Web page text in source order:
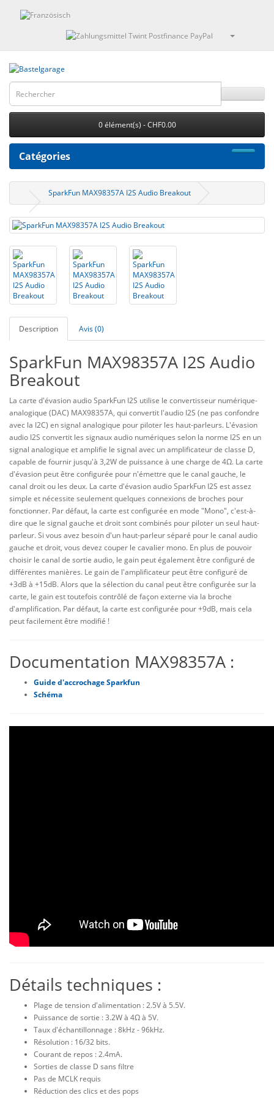
0 élément(s) - CHF0.00
Catégories
SparkFun MAX98357A I2S Audio Breakout
Description Avis (0)
SparkFun MAX98357A I2S Audio
Breakout
La carte d'évasion audio SparkFun I2S utilise le convertisseur numérique-
analogique (DAC) MAX98357A, qui convertit l'audio I2S (ne pas confondre
avec la I2C) en signal analogique pour piloter les haut-parleurs. L'évasion
audio I2S convertit les signaux audio numériques selon la norme I2S en un
signal analogique et amplifie le signal avec un amplificateur de classe D,
capable de fournir jusqu'à 3,2W de puissance à une charge de 4Ω. La carte
d'évasion peut être configurée pour n'émettre que le canal gauche, le
canal droit ou les deux. La carte d'évasion audio SparkFun I2S est assez
simple et nécessite seulement quelques connexions de broches pour
fonctionner. Par défaut, la carte est configurée en mode "Mono", c'est-à-
dire que le signal gauche et droit sont combinés pour piloter un seul haut-
parleur. Si vous avez besoin d'un haut-parleur séparé pour le canal audio
gauche et droit, vous devez couper le cavalier mono. En plus de pouvoir
choisir le canal de sortie audio, le gain peut également être configuré de
différentes manières. Le gain de l'amplificateur peut être configuré de
+3dB à +15dB. Alors que la sélection du canal peut être configurée sur la
carte, le gain est toutefois contrôlé de façon externe via la broche
d'amplification. Par défaut, la carte est configurée pour +9dB, mais cela
peut facilement être modifié !
Documentation MAX98357A :
Guide d'accrochage Sparkfun
Schéma
Détails techniques :
Plage de tension d'alimentation : 2.5V à 5.5V.
Puissance de sortie : 3.2W à 4Ω à 5V.
Taux d'échantillonnage : 8kHz - 96kHz.
Résolution : 16/32 bits.
Courant de repos : 2.4mA.
Sorties de classe D sans filtre
Pas de MCLK requis
Réduction des clics et des pops